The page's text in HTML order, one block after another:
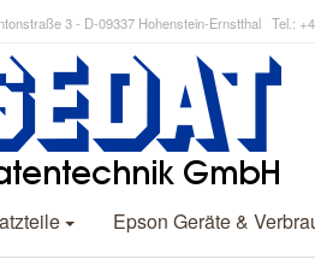
3 - D-09337 Hohenstein-Ernstthal Tel.:
Epson Geräte &